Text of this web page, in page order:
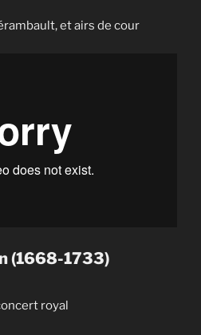
et airs de cour
(1668-1733)
royal